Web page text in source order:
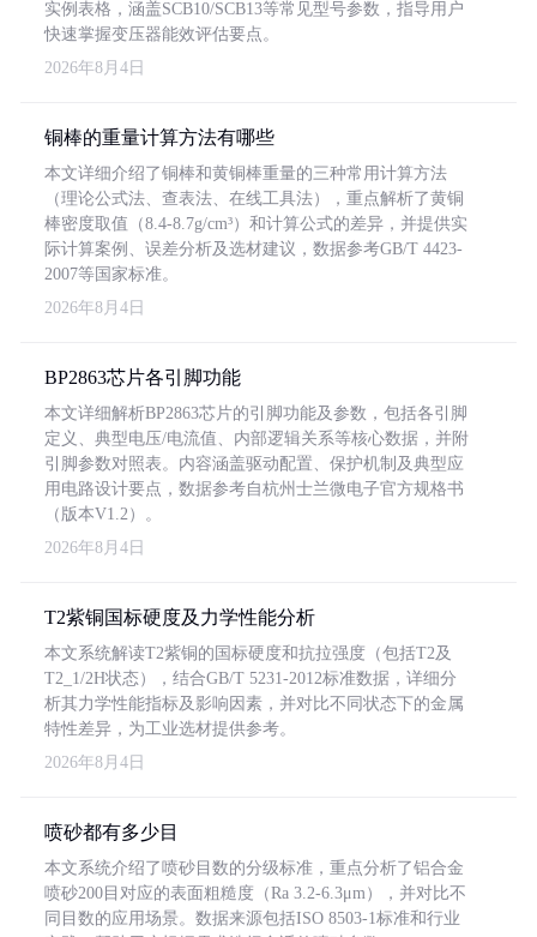
实例表格，涵盖SCB10/SCB13等常见型号参数，指导用户
快速掌握变压器能效评估要点。
2026年8月4日
铜棒的重量计算方法有哪些
本文详细介绍了铜棒和黄铜棒重量的三种常用计算方法
（理论公式法、查表法、在线工具法），重点解析了黄铜
棒密度取值（8.4-8.7g/cm³）和计算公式的差异，并提供实
际计算案例、误差分析及选材建议，数据参考GB/T 4423-
2007等国家标准。
2026年8月4日
BP2863芯片各引脚功能
本文详细解析BP2863芯片的引脚功能及参数，包括各引脚
定义、典型电压/电流值、内部逻辑关系等核心数据，并附
引脚参数对照表。内容涵盖驱动配置、保护机制及典型应
用电路设计要点，数据参考自杭州士兰微电子官方规格书
（版本V1.2）。
2026年8月4日
T2紫铜国标硬度及力学性能分析
本文系统解读T2紫铜的国标硬度和抗拉强度（包括T2及
T2_1/2H状态），结合GB/T 5231-2012标准数据，详细分
析其力学性能指标及影响因素，并对比不同状态下的金属
特性差异，为工业选材提供参考。
2026年8月4日
喷砂都有多少目
本文系统介绍了喷砂目数的分级标准，重点分析了铝合金
喷砂200目对应的表面粗糙度（Ra 3.2-6.3μm），并对比不
同目数的应用场景。数据来源包括ISO 8503-1标准和行业